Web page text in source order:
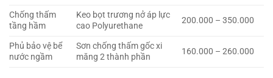
Chống thấm
tầng hầm
Keo bọt trương nở áp lực
cao Polyurethane
200.000 – 350.000
Phủ bảo vệ bể
nước ngầm
Sơn chống thấm gốc xi
măng 2 thành phần
160.000 – 260.000